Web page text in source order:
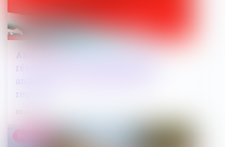
Annulation d’une ordonnance de
révocation du contrôle judiciaire :
analyse de l’irrecevabilité de la
requête
03/01/2025